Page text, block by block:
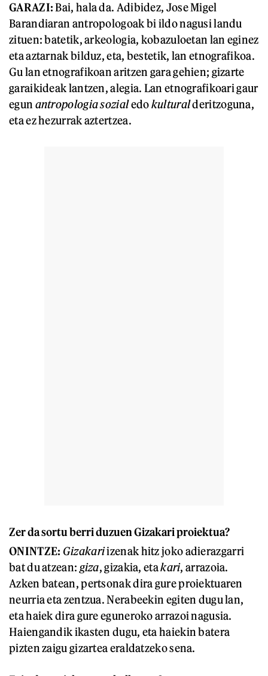
GARAZI:Bai, hala da. Adibidez, Jose Migel
Barandiaran antropologoak bi ildo nagusi landu
zituen: batetik, arkeologia, kobazuloetan lan eginez
eta aztarnak bilduz, eta, bestetik, lan etnografikoa.
Gu lan etnografikoan aritzen gara gehien; gizarte
garaikideak lantzen, alegia. Lan etnografikoari gaur
egun antropologia sozialedokulturalderitzoguna,
eta ez hezurrak aztertzea.
Zer da sortu berri duzuen Gizakari proiektua?
ONINTZE: Gizakariizenak hitz joko adierazgarri
bat du atzean: giza, gizakia, etakari, arrazoia.
Azken batean, pertsonak dira gure proiektuaren
neurria eta zentzua. Nerabeekin egiten dugu lan,
eta haiek dira gure eguneroko arrazoi nagusia.
Haiengandik ikasten dugu, eta haiekin batera
pizten zaigu gizartea eraldatzeko sena.